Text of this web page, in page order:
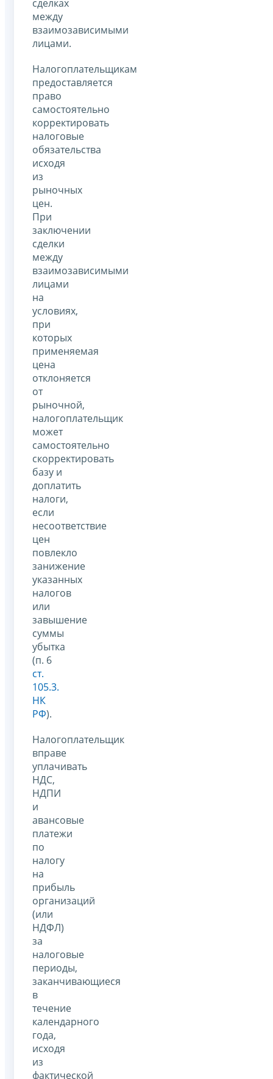
сделках
между
взаимозависимыми
лицами.
Налогоплательщикам
предоставляется
право
самостоятельно
корректировать
налоговые
обязательства
исходя
из
рыночных
цен.
При
заключении
сделки
между
взаимозависимыми
лицами
на
условиях,
при
которых
применяемая
цена
отклоняется
от
рыночной,
налогоплательщик
может
самостоятельно
скорректировать
базу и
доплатить
налоги,
если
несоответствие
цен
повлекло
занижение
указанных
налогов
или
завышение
суммы
убытка
(п. 6
ст.
105.3.
НК
РФ).
Налогоплательщик
вправе
уплачивать
НДС,
НДПИ
и
авансовые
платежи
по
налогу
на
прибыль
организаций
(или
НДФЛ)
за
налоговые
периоды,
заканчивающиеся
в
течение
календарного
года,
исходя
из
фактической